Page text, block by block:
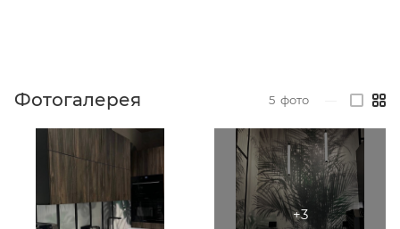
Фотогалерея 5 фото